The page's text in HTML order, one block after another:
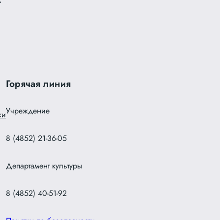
Горячая линия
Учреждение
8 (4852) 21-36-05
Департамент культуры
8 (4852) 40-51-92